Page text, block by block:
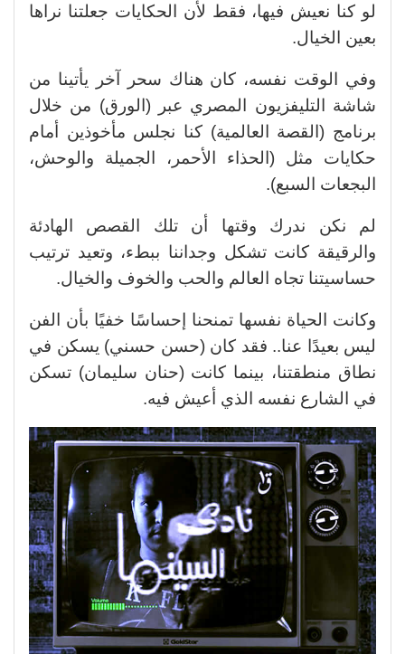
لو كنا نعيش فيها، فقط لأن الحكايات جعلتنا نراها
بعين الخيال.
وفي الوقت نفسه، كان هناك سحر آخر يأتينا من
شاشة التليفزيون المصري عبر (الورق) من خلال
برنامج (القصة العالمية) كنا نجلس مأخوذين أمام
حكايات مثل (الحذاء الأحمر، الجميلة والوحش،
البجعات السبع).
لم نكن ندرك وقتها أن تلك القصص الهادئة
والرقيقة كانت تشكل وجداننا ببطء، وتعيد ترتيب
حساسيتنا تجاه العالم والحب والخوف والخيال.
وكانت الحياة نفسها تمنحنا إحساسًا خفيًا بأن الفن
ليس بعيدًا عنا.. فقد كان (حسن حسني) يسكن في
نطاق منطقتنا، بينما كانت (حنان سليمان) تسكن
في الشارع نفسه الذي أعيش فيه.